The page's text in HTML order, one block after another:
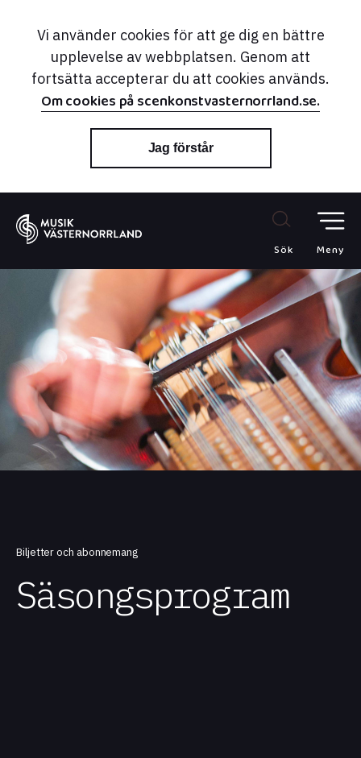
Vi använder cookies för att ge dig en bättre
upplevelse av webbplatsen. Genom att
fortsätta accepterar du att cookies används.
Om cookies på scenkonstvasternorrland.se.
Jag förstår
Sök Meny
Biljetter och abonnemang
Säsongsprogram